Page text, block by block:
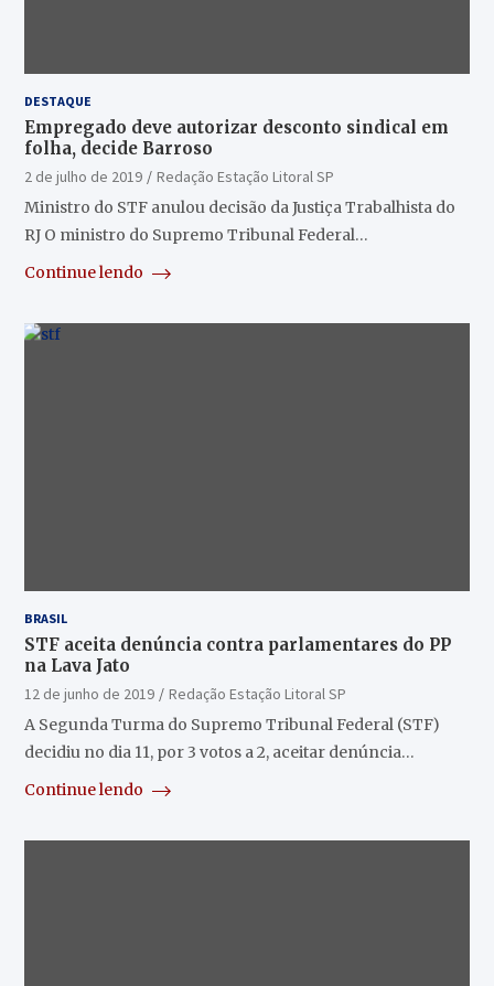
DESTAQUE
Empregado deve autorizar desconto sindical em
folha, decide Barroso
2 de julho de 2019
Redação Estação Litoral SP
Ministro do STF anulou decisão da Justiça Trabalhista do
RJ O ministro do Supremo Tribunal Federal…
Continue lendo
BRASIL
STF aceita denúncia contra parlamentares do PP
na Lava Jato
12 de junho de 2019
Redação Estação Litoral SP
A Segunda Turma do Supremo Tribunal Federal (STF)
decidiu no dia 11, por 3 votos a 2, aceitar denúncia…
Continue lendo